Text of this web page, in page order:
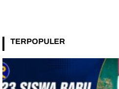
TERPOPULER